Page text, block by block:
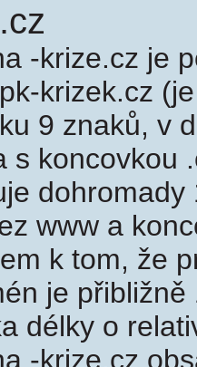
-krize.cz je
krizek.cz
9 znaků, v
s koncovkou
www a
k tom, že
je
délky o
-krize.cz